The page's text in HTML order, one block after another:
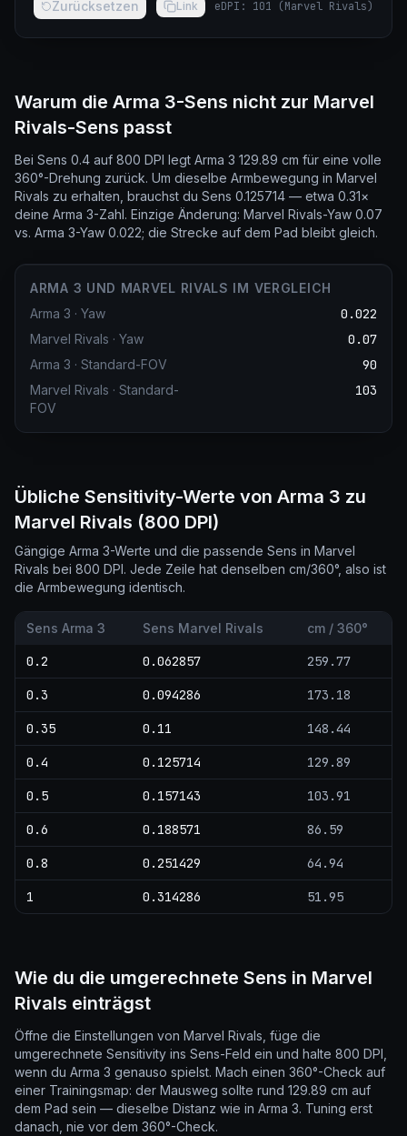
Zurücksetzen Link eDPI : 101 (Marvel Rivals)
Warum die Arma 3-Sens nicht zur Marvel
Rivals-Sens passt
Bei Sens 0.4 auf 800 DPI legt Arma 3 129.89 cm für eine volle
360°-Drehung zurück. Um dieselbe Armbewegung in Marvel
Rivals zu erhalten, brauchst du Sens 0.125714 — etwa 0.31×
deine Arma 3-Zahl. Einzige Änderung: Marvel Rivals-Yaw 0.07
vs. Arma 3-Yaw 0.022; die Strecke auf dem Pad bleibt gleich.
ARMA 3 UND MARVEL RIVALS IM VERGLEICH
Arma 3 · Yaw 0.022
Marvel Rivals · Yaw 0.07
Arma 3 · Standard-FOV 90
Marvel Rivals · Standard-
FOV
103
Übliche Sensitivity-Werte von Arma 3 zu
Marvel Rivals (800 DPI)
Gängige Arma 3-Werte und die passende Sens in Marvel
Rivals bei 800 DPI. Jede Zeile hat denselben cm/360°, also ist
die Armbewegung identisch.
Sens Arma 3 Sens Marvel Rivals cm / 360°
0.2 0.062857 259.77
0.3 0.094286 173.18
0.35 0.11 148.44
0.4 0.125714 129.89
0.5 0.157143 103.91
0.6 0.188571 86.59
0.8 0.251429 64.94
1 0.314286 51.95
Wie du die umgerechnete Sens in Marvel
Rivals einträgst
Öffne die Einstellungen von Marvel Rivals, füge die
umgerechnete Sensitivity ins Sens-Feld ein und halte 800 DPI,
wenn du Arma 3 genauso spielst. Mach einen 360°-Check auf
einer Trainingsmap: der Mausweg sollte rund 129.89 cm auf
dem Pad sein — dieselbe Distanz wie in Arma 3. Tuning erst
danach, nie vor dem 360°-Check.